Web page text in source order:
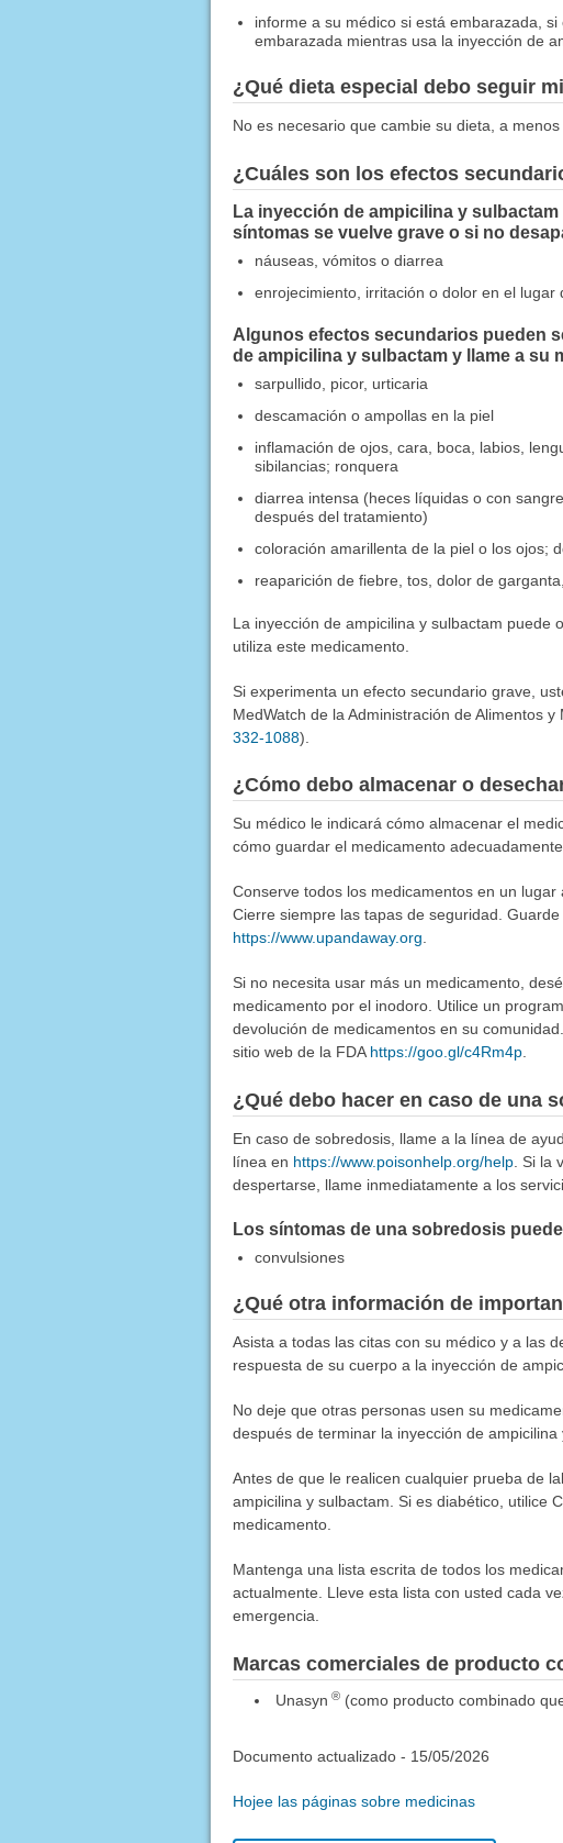
informe a su médico si está embarazada,
embarazada mientras usa la inyección de
¿Qué dieta especial debo seguir
No es necesario que cambie su dieta, a
¿Cuáles son los efectos
La inyección de ampicilina y
síntomas se vuelve grave o si no
náuseas, vómitos o diarrea
enrojecimiento, irritación o dolor en el lugar
Algunos efectos secundarios pueden
de ampicilina y sulbactam y llame a su
sarpullido, picor, urticaria
descamación o ampollas en la piel
inflamación de ojos, cara, boca, labios,
sibilancias; ronquera
diarrea intensa (heces líquidas o con
después del tratamiento)
coloración amarillenta de la piel o los ojos;
reaparición de fiebre, tos, dolor de
La inyección de ampicilina y sulbactam puede
utiliza este medicamento.
Si experimenta un efecto secundario grave,
MedWatch de la Administración de Alimentos
332-1088).
¿Cómo debo almacenar o
Su médico le indicará cómo almacenar el
cómo guardar el medicamento
Conserve todos los medicamentos en un
Cierre siempre las tapas de seguridad.
https://www.upandaway.org.
Si no necesita usar más un medicamento,
medicamento por el inodoro. Utilice un
devolución de medicamentos en su
sitio web de la FDAhttps://goo.gl/c4Rm4p.
¿Qué debo hacer en caso de una
En caso de sobredosis, llame a la línea de
línea en https://www.poisonhelp.org/help. Si la
despertarse, llame inmediatamente a los
Los síntomas de una sobredosis
convulsiones
¿Qué otra información de
Asista a todas las citas con su médico y a las
respuesta de su cuerpo a la inyección de
No deje que otras personas usen su
después de terminar la inyección de
Antes de que le realicen cualquier prueba de
ampicilina y sulbactam. Si es diabético, utilice
medicamento.
Mantenga una lista escrita de todos los
actualmente. Lleve esta lista con usted cada
emergencia.
Marcas comerciales de producto
Unasyn ®(como producto combinado
Documento actualizado - 15/05/2026
Hojee las páginas sobre medicinas